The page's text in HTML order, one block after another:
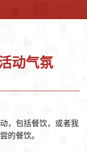
动气氛
，包括餐饮，或者我
的餐饮。